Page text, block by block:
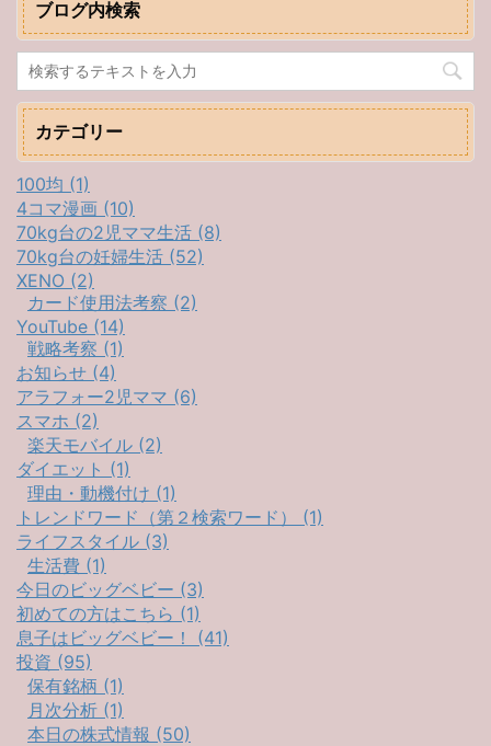
ブログ内検索
カテゴリー
100均 (1)
4コマ漫画 (10)
70kg台の2児ママ生活 (8)
70kg台の妊婦生活 (52)
XENO (2)
カード使用法考察 (2)
YouTube (14)
戦略考察 (1)
お知らせ (4)
アラフォー2児ママ (6)
スマホ (2)
楽天モバイル (2)
ダイエット (1)
理由・動機付け (1)
トレンドワード（第２検索ワード） (1)
ライフスタイル (3)
生活費 (1)
今日のビッグベビー (3)
初めての方はこちら (1)
息子はビッグベビー！ (41)
投資 (95)
保有銘柄 (1)
月次分析 (1)
本日の株式情報 (50)